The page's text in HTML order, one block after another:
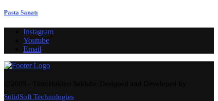
Pasta Sanatı
Instagram
Youtube
Email
SolidSoft Technologies